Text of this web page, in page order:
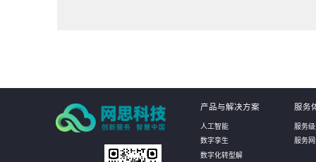
产品与解决方案
人工智能
数字孪生
数字化转型解
服务
服务
服务